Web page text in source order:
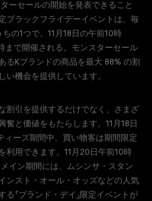
ーセールの開始を発表できること
ブラックフライデーイベントは、毎
の1つで、11月18日の午前10時
まで開催される。モンスターセール
るKブランドの商品を最大 88% の割
い機会を提供しています。
割引を提供するだけでなく、さまざ
奮と価値をもたらします。11月18日
ィーズ期間中、買い物客は期間限定
利用できます。11月20日午前10時
メイン期間には、ムシンサ・スタン
ンスト・オール・オッズなどの人気
「ブランド・デイ」限定イベントが